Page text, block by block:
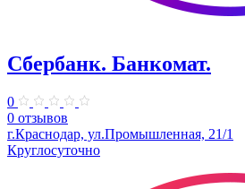
Сбербанк. Банкомат.
0
0 отзывов
г.Краснодар, ул.Промышленная, 21/1
Круглосуточно